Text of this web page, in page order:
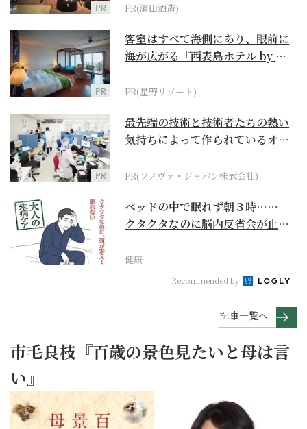
PR PR(濵田酒造)
PR
客室はすべて海側にあり、眼前に
海が広がる『西表島ホテル by 星
PR(星野リゾート)
PR
最先端の技術と技術者たちの熱い
気持ちによって作られているオー
PR(ソノヴァ・ジャパン株式会社)
ベッドの中で眠れず朝３時……｜
クタクタなのに脳内反省会が止ま
健康
Recommended by
記事一覧へ
市毛良枝『百歳の景色見たいと母は言
い』